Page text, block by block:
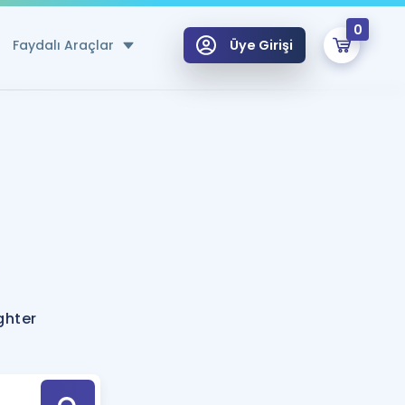
Faydalı Araçlar
Hesaplama Aracı
için Öneriler
Tek Takvimde
Üye Girişi
0
Hoca ile seni sınava hazırlayacak onlarca eğitim seni bekliyor!